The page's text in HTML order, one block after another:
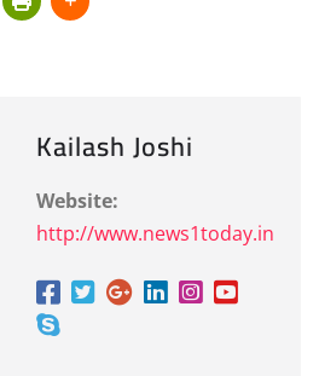
Kailash Joshi
Website:
http://www.news1today.in